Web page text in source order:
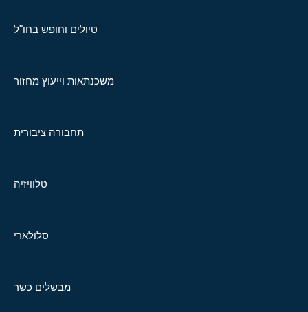
טיולים וחופש בחו"ל
משכנתאות וייעוץ מחזור
תחבורה ציבורית
טלוויזיה
סלולארי
מבשלים כשר